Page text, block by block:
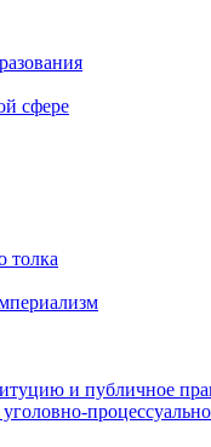
сфере
толка
и публичное